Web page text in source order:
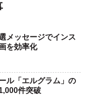
メッセージでインス
を効率化
ル「エルグラム」の
件突破